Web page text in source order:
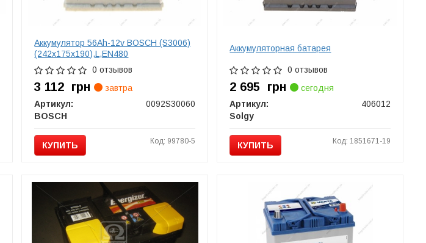
Аккумулятор 56Ah-12v BOSCH (S3006)
(242x175x190),L,EN480
0 отзывов
3 112 грн
завтра
Артикул:
0092S30060
BOSCH
КУПИТЬ Код: 99780-5
Аккумуляторная батарея
0 отзывов
2 695 грн
сегодня
Артикул:
406012
Solgy
КУПИТЬ Код: 1851671-19